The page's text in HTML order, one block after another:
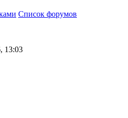
Список форумов
13:03